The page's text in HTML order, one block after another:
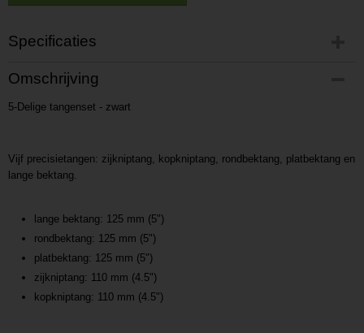
Specificaties
Productcode
P201501271647
Productcode leverancier
Omschrijving
5-Delige tangenset - zwart
Vijf precisietangen: zijkniptang, kopkniptang, rondbektang, platbektang en
lange bektang.
lange bektang: 125 mm (5")
rondbektang: 125 mm (5")
platbektang: 125 mm (5")
zijkniptang: 110 mm (4.5")
kopkniptang: 110 mm (4.5")